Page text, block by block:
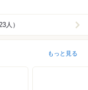
人）
もっと見る